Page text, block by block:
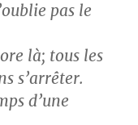
pas le
là; tous les
s’arrêter.
d’une